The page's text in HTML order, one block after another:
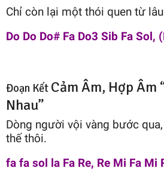
Chỉ còn lại một thói quen từ lâu
Do Do Do# Fa Do3 Sib Fa Sol,
Đoạn Kết Cảm Âm, Hợp Âm
Nhau”
Dòng người vội vàng bước
thế thôi.
fa fa sol la Fa Re, Re Mi Fa Mi